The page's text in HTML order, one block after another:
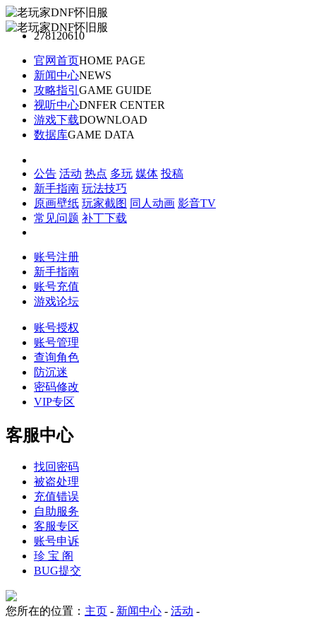
278120610
官网首页HOME PAGE
新闻中心NEWS
攻略指引GAME GUIDE
视听中心DNFER CENTER
游戏下载DOWNLOAD
数据库GAME DATA
公告 活动 热点 多玩 媒体
投稿
新手指南 玩法技巧
原画壁纸 玩家截图 同人动画 影音TV
常见问题 补丁下载
账号注册
新手指南
账号充值
游戏论坛
账号授权
账号管理
查询角色
防沉迷
密码修改
VIP专区
客服中心
找回密码
被盗处理
充值错误
自助服务
客服专区
账号申诉
珍 宝 阁
BUG提交
您所在的位置： 主页 新闻中心 活动